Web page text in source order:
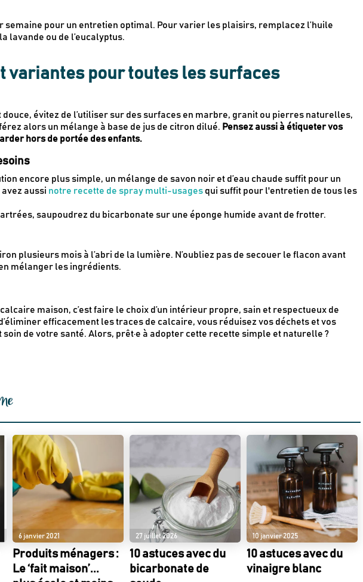
semaine pour un entretien optimal. Pour varier les plaisirs, remplacez l’huile
lavande ou de l’eucalyptus.
variantes pour toutes les surfaces
douce, évitez de l’utiliser sur des surfaces en marbre, granit ou pierres naturelles,
alors un mélange à base de jus de citron dilué. Pensez aussi à étiqueter vos
hors de portée des enfants.
encore plus simple, un mélange de savon noir et d’eau chaude suffit pour un
aussi notre recette de spray multi-usagesqui suffit pour l'entretien de tous les
saupoudrez du bicarbonate sur une éponge humide avant de frotter.
plusieurs mois à l’abri de la lumière. N’oubliez pas de secouer le flacon avant
mélanger les ingrédients.
maison, c’est faire le choix d’un intérieur propre, sain et respectueux de
efficacement les traces de calcaire, vous réduisez vos déchets et vos
soin de votre santé. Alors, prêt·e à adopter cette recette simple et naturelle ?
6 janvier 2021
Produits ménagers :
Le ‘fait maison’...
27 juillet 2026
10 astuces avec du
bicarbonate de
10 janvier 2025
10 astuces avec du
vinaigre blanc